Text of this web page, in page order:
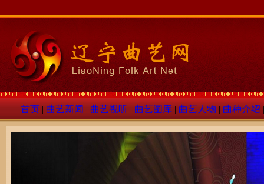
首页| 曲艺新闻 | 曲艺视听| 曲艺图库| 曲艺人物 | 曲种介绍